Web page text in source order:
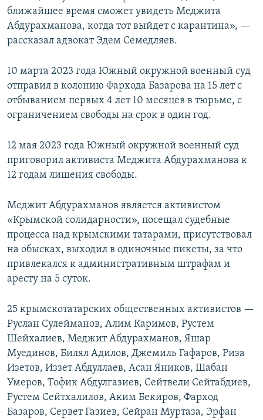
ближайшее время сможет увидеть Меджита
Абдурахманова, когда тот выйдет с карантина», —
рассказал адвокат Эдем Семедляев.
10 марта 2023 года Южный окружной военный суд
отправил в колонию Фархода Базарова на 15 лет с
отбыванием первых 4 лет 10 месяцев в тюрьме, с
ограничением свободы на срок в один год.
12 мая 2023 года Южный окружной военный суд
приговорил активиста Меджита Абдурахманова к
12 годам лишения свободы.
Меджит Абдурахманов является активистом
«Крымской солидарности», посещал судебные
процесса над крымскими татарами, присутствовал
на обысках, выходил в одиночные пикеты, за что
привлекался к административным штрафам и
аресту на 5 суток.
25 крымскотатарских общественных активистов —
Руслан Сулейманов, Алим Каримов, Рустем
Шейхалиев, Меджит Абдурахманов, Яшар
Муединов, Билял Адилов, Джемиль Гафаров, Риза
Изетов, Иззет Абдуллаев, Асан Яников, Шабан
Умеров, Тофик Абдулгазиев, Сейтвели Сейтабдиев,
Рустем Сейтхалилов, Аким Бекиров, Фарход
Базаров, Сервет Газиев, Сейран Муртаза, Эрфан